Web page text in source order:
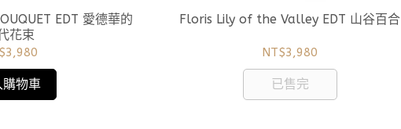
EDT 愛德華的
花束
購物車
Floris Lily of the Valley EDT 山谷百合
NT$3,980
已售完